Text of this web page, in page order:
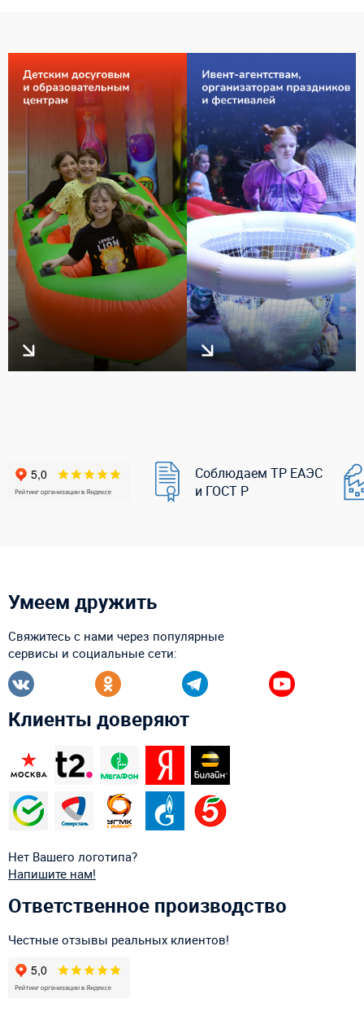
Соблюдаем ТР ЕАЭС
и ГОСТ Р
Умеем дружить
Свяжитесь с нами через популярные
сервисы и социальные сети:
Клиенты доверяют
Нет Вашего логотипа?
Напишите нам!
Ответственное производство
Честные отзывы реальных клиентов!